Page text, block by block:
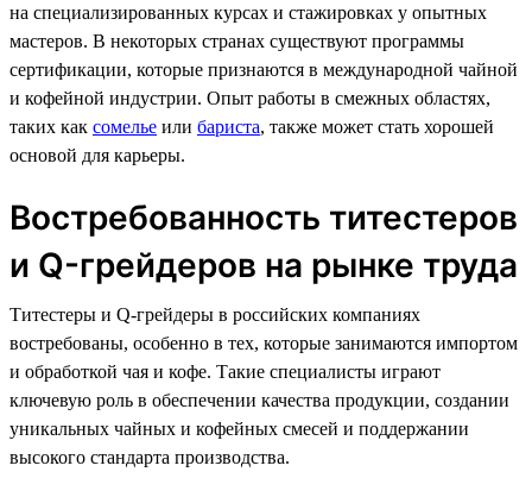
на специализированных курсах и стажировках у опытных
мастеров. В некоторых странах существуют программы
сертификации, которые признаются в международной чайной
и кофейной индустрии. Опыт работы в смежных областях,
таких как сомелье или бариста, также может стать хорошей
основой для карьеры.
Востребованность титестеров
и Q-грейдеров на рынке труда
Титестеры и Q-грейдеры в российских компаниях
востребованы, особенно в тех, которые занимаются импортом
и обработкой чая и кофе. Такие специалисты играют
ключевую роль в обеспечении качества продукции, создании
уникальных чайных и кофейных смесей и поддержании
высокого стандарта производства.